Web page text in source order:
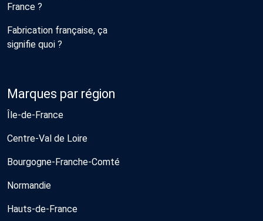
France ?
Fabrication française, ça
signifie quoi ?
Marques par région
Île-de-France
Centre-Val de Loire
Bourgogne-Franche-Comté
Normandie
Hauts-de-France